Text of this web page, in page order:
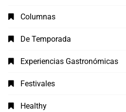
Columnas
De Temporada
Experiencias Gastronómicas
Festivales
Healthy